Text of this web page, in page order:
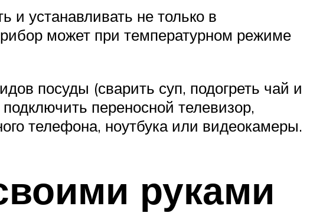
и устанавливать не только в
может при температурном режиме
посуды (сварить суп, подогреть чай и
переносной телевизор,
телефона, ноутбука или видеокамеры.
руками